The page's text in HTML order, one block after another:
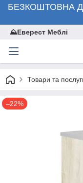
БЕЗКОШТОВНА
⛰️Еверест Меблі
Товари та
–22%